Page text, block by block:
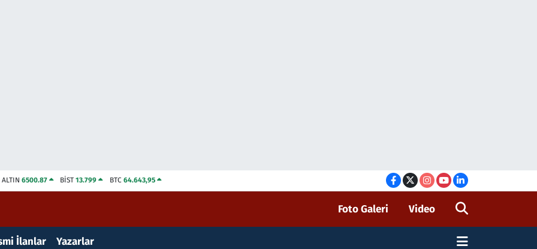
ALTIN 6500.87 BİST13.799 BTC 64.643,95
Foto Galeri Video
İlanlar Yazarlar